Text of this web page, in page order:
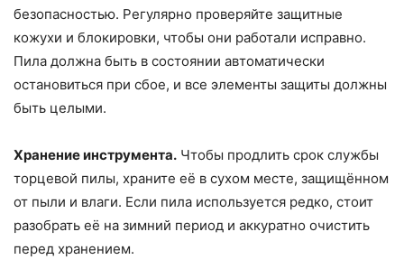
безопасностью. Регулярно проверяйте защитные
кожухи и блокировки, чтобы они работали исправно.
Пила должна быть в состоянии автоматически
остановиться при сбое, и все элементы защиты должны
быть целыми.
Хранение инструмента. Чтобы продлить срок службы
торцевой пилы, храните её в сухом месте, защищённом
от пыли и влаги. Если пила используется редко, стоит
разобрать её на зимний период и аккуратно очистить
перед хранением.